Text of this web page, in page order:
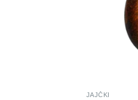
JAJČKI